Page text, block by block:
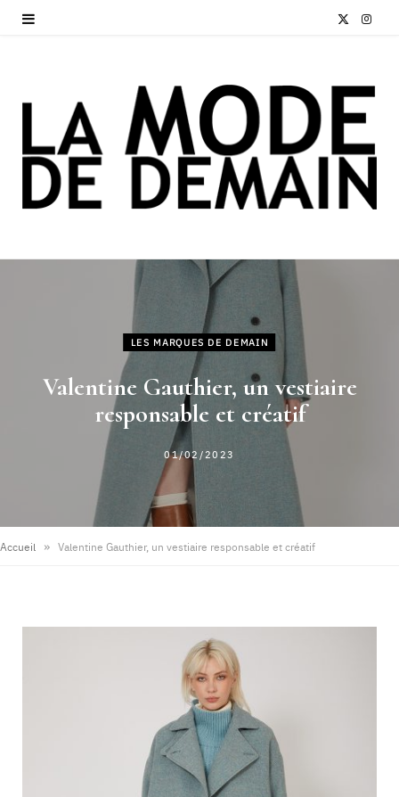
T
w
i
I
s
a
LES MARQUES DE DEMAIN
Valentine Gauthier, un vestiaire
responsable et créatif
01/02/2023
Accueil » Valentine Gauthier, un vestiaire responsable et créatif